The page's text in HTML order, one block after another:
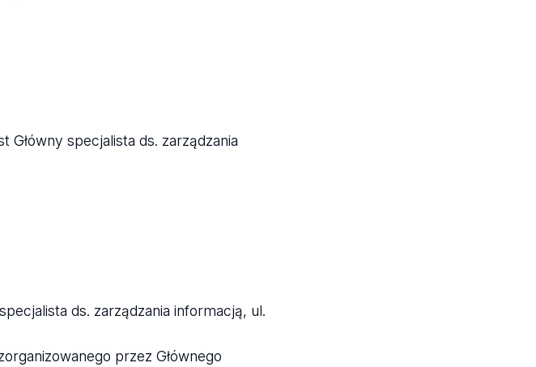
specjalista ds. zarządzania
ds. zarządzania informacją, ul.
przez Głównego